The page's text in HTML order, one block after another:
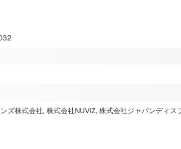
ズ株式会社, 株式会社NUVIZ, 株式会社ジャパンディ